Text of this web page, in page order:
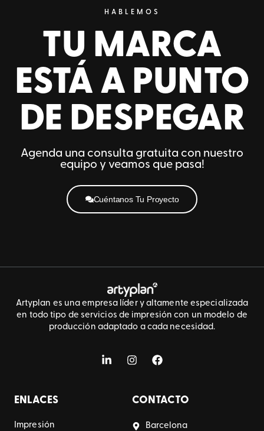
HABLEMOS
TU MARCA
ESTÁ A PUNTO
DE DESPEGAR
Agenda una consulta gratuita con nuestro
equipo y veamos que pasa!
Cuéntanos Tu Proyecto
Artyplan es una empresa líder y altamente especializada
en todo tipo de servicios de impresión con un modelo de
producción adaptado a cada necesidad.
ENLACES
Impresión
CONTACTO
Barcelona